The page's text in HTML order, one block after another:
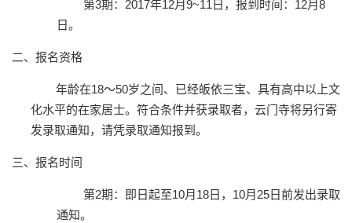
第3期： 2017年12月9~11日，报到时间： 12月8
日。
二、报名资格
年龄在18～50岁之间、已经皈依三宝、具有高中以上文
化水平的在家居士。符合条件并获录取者，云门寺将另行寄
发录取通知，请凭录取通知报到。
三、报名时间
第2期：即日起至10月 18日， 10月25日前发出录取
通知。